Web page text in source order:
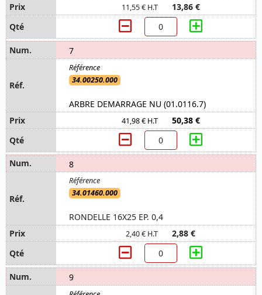
11,55 € H.T 13,86 €
7
34.00250.000
ARBRE DEMARRAGE NU (01.0116.7)
41,98 € H.T 50,38 €
8
34.01460.000
RONDELLE 16X25 EP. 0,4
2,40 € H.T 2,88 €
9